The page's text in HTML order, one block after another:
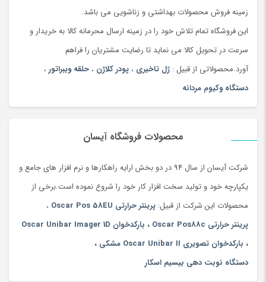
زمینه فروش محصولات بهداشتی و زناشویی می باشد.
این فروشگاه تمام تلاش خود را در زمینه ارسال محرمانه کالا به خریدار و
سرعت در تحویل کالا می نماید تا رضایت مشتریان را فراهم
آورد.محصولاتی از قبیل : ژل تاخیری ، پودر کلاژن ، حلقه ویبراتور ،
دستگاه وکیوم مردانه
محصولات فروشگاه آیسان
شرکت آیسان از سال 94 در دو بخش ارایه راهکارها و نرم افزار های جامع و
یکپارچه خود و تولید سخت افزار کار خود را شروع نموده است.برخی از
محصولات این شرکت از قبیل: پرینتر حرارتی Oscar Pos 58EU
،
پرینتر حرارتی Oscar Pos88c
، بارکدخوان Oscar Unibar Imager 1D
، بارکدخوان تصویری Oscar Unibar II مشکی
،
دستگاه نوبت دهی بیسیم اسکار